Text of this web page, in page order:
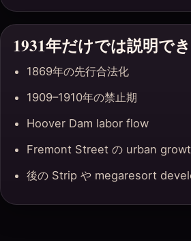
1931年だけでは説明で
1869年の先行合法化
1909–1910年の禁止期
Hoover Dam labor flow
Fremont Street の urban
後の Strip や megaresort